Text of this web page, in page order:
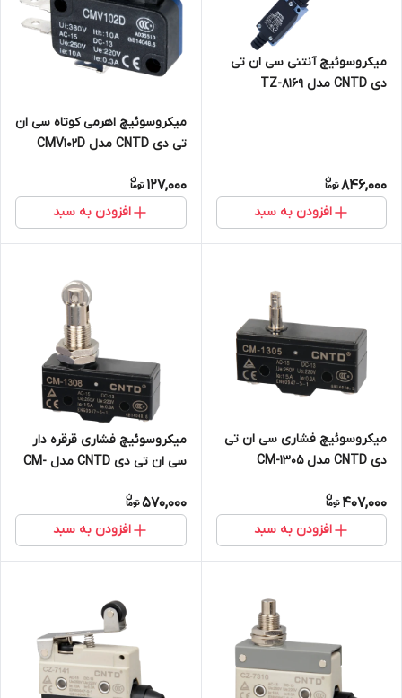
میکروسوئیچ آنتنی سی ان تی
دی CNTD مدل TZ-8169
846,000
افزودن به سبد
میکروسوئیچ اهرمی کوتاه سی ان
تی دی CNTD مدل CMV102D
127,000
افزودن به سبد
میکروسوئیچ فشاری سی ان تی
دی CNTD مدل CM-1305
407,000
افزودن به سبد
میکروسوئیچ فشاری قرقره دار
سی ان تی دی CNTD مدل CM-
570,000
افزودن به سبد